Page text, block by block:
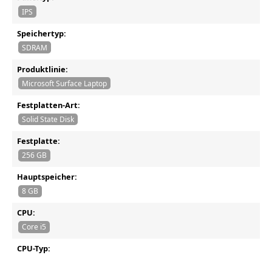
IPS
Speichertyp:
SDRAM
Produktlinie:
Microsoft Surface Laptop
Festplatten-Art:
Solid State Disk
Festplatte:
256 GB
Hauptspeicher:
8 GB
CPU:
Core i5
CPU-Typ: